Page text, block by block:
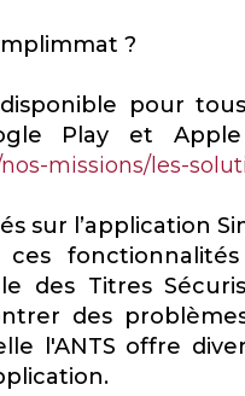
?
disponible pour
Play et
nos-missions/les-
sur l’application
des Titres
des
l'ANTS offre